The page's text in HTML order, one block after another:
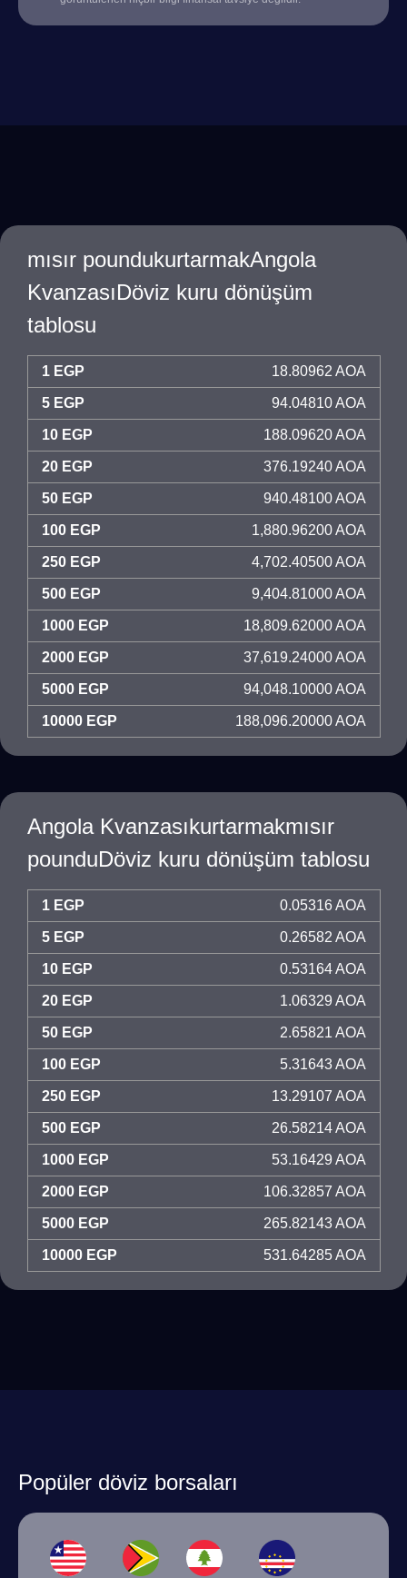
mısır poundukurtarmakAngola
KvanzasıDöviz kuru dönüşüm
tablosu
1 EGP 18.80962 AOA
5 EGP 94.04810 AOA
10 EGP 188.09620 AOA
20 EGP 376.19240 AOA
50 EGP 940.48100 AOA
100 EGP 1,880.96200 AOA
250 EGP 4,702.40500 AOA
500 EGP 9,404.81000 AOA
1000 EGP 18,809.62000 AOA
2000 EGP 37,619.24000 AOA
5000 EGP 94,048.10000 AOA
10000 EGP 188,096.20000 AOA
Angola Kvanzasıkurtarmakmısır
pounduDöviz kuru dönüşüm tablosu
1 EGP 0.05316 AOA
5 EGP 0.26582 AOA
10 EGP 0.53164 AOA
20 EGP 1.06329 AOA
50 EGP 2.65821 AOA
100 EGP 5.31643 AOA
250 EGP 13.29107 AOA
500 EGP 26.58214 AOA
1000 EGP 53.16429 AOA
2000 EGP 106.32857 AOA
5000 EGP 265.82143 AOA
10000 EGP 531.64285 AOA
Popüler döviz borsaları